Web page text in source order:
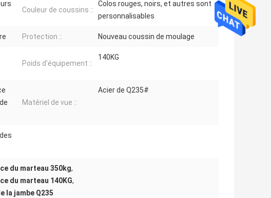
Couleur de coussins ::
Colos rouges, noirs, et autres sont
personnalisables
Protection :: Nouveau coussin de moulage
Poids d'équipement ::
140KG
Matériel de vue ::
Acier de Q235#
du marteau 350kg,
du marteau 140KG,
la jambe Q235